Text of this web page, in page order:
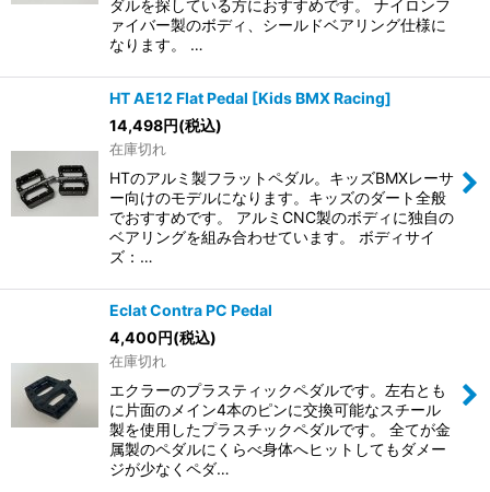
ダルを探している方におすすめです。 ナイロンフ
ァイバー製のボディ、シールドベアリング仕様に
なります。 …
HT AE12 Flat Pedal [Kids BMX Racing]
14,498円(税込)
在庫切れ
HTのアルミ製フラットペダル。キッズBMXレーサ
ー向けのモデルになります。キッズのダート全般
でおすすめです。 アルミCNC製のボディに独自の
ベアリングを組み合わせています。 ボディサイ
ズ：…
Eclat Contra PC Pedal
4,400円(税込)
在庫切れ
エクラーのプラスティックペダルです。左右とも
に片面のメイン4本のピンに交換可能なスチール
製を使用したプラスチックペダルです。 全てが金
属製のペダルにくらべ身体へヒットしてもダメー
ジが少なくペダ…